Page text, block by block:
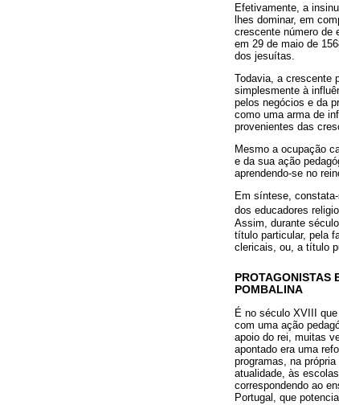
Efetivamente, a
lhes dominar, em
crescente número de
em 29 de maio de
dos jesuítas.
Todavia, a crescente
simplesmente à
pelos negócios e da
como uma arma de
provenientes das
Mesmo a ocupação
e da sua ação
aprendendo-se no
Em síntese,
dos educadores
Assim, durante
título particular, pela
clericais, ou, a título
PROTAGONISTAS
POMBALINA
É no século XVIII
com uma ação
apoio do rei, muitas
apontado era uma
programas, na
atualidade, às
correspondendo ao
Portugal, que